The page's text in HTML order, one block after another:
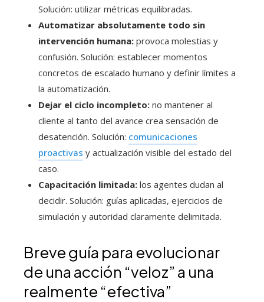
Solución: utilizar métricas equilibradas.
Automatizar absolutamente todo sin
intervención humana: provoca molestias y
confusión. Solución: establecer momentos
concretos de escalado humano y definir límites a
la automatización.
Dejar el ciclo incompleto: no mantener al
cliente al tanto del avance crea sensación de
desatención. Solución: comunicaciones
proactivas y actualización visible del estado del
caso.
Capacitación limitada: los agentes dudan al
decidir. Solución: guías aplicadas, ejercicios de
simulación y autoridad claramente delimitada.
Breve guía para evolucionar
de una acción “veloz” a una
realmente “efectiva”